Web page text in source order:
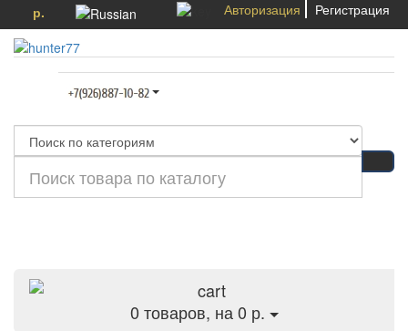
р. Авторизация Регистрация
0 товаров, на 0 р.